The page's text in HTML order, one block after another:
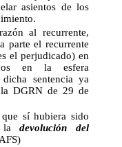
asientos de los
recurrente,
parte el recurrente
el perjudicado) en
en la esfera
sentencia ya
DGRN de 29 de
sí hubiera sido
ladevolución del